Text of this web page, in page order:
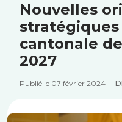
Nouvelles
cantonale
2027
Publié le 07 février 2024